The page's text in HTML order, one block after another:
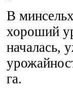
В
хороший
началась,
га.